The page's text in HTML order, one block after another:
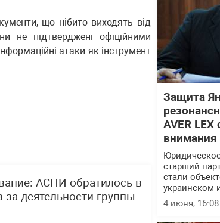
що нібито виходять від
не підтверджені офіційними
атаки як інструмент
АСПИ обратилось в
деятельности группы
Защита
AVER
внимания
старший
стали
украинском
4 июня, 16:08